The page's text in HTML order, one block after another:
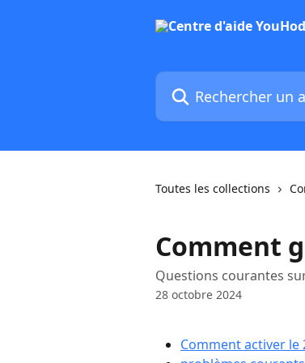
Rechercher un article...
Toutes les collections
Comment
Questions courantes
28 octobre 2024
Comment activer le